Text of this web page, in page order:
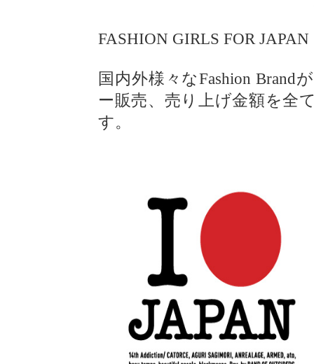
FASHION GIRLS FOR JAPAN
国内外様々なFashion
ー販売、売り上げ金額を全
す。